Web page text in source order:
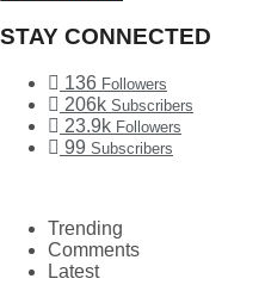
STAY CONNECTED
136 Followers
206k Subscribers
23.9k Followers
99 Subscribers
Trending
Comments
Latest